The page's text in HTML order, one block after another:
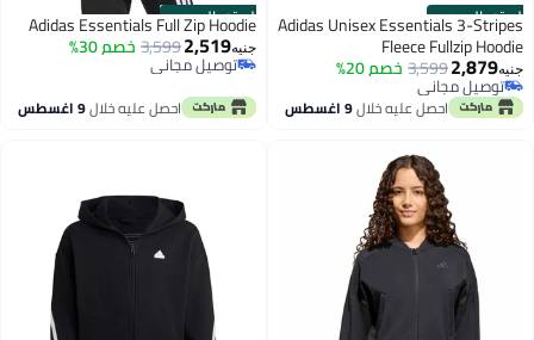
الستور الرسمي
Adidas Unisex Essentials 3-Stripes
Fleece Fullzip Hoodie
جنيه2,879
3,599خصم 20%
توصيل مجاني
توصيل مجانياحصل عليه خلال9 اغسطس
الستور الرسمي
Adidas Essentials Full Zip Hoodie
جنيه2,519
3,599خصم 30%
توصيل مجاني
توصيل مجاني
احصل عليه خلال9 اغسطس